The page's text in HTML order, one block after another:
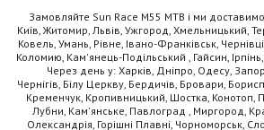
Замовляйте Sun Race M55 MTB і ми
Київ, Житомир, Львів, Ужгород, Хмельницький,
Ковель, Умань, Рівне, Івано-Франківськ,
Коломию, Кам'янець-Подільський , Гайсин,
Через день у: Харків, Дніпро, Одесу,
Чернігів, Білу Церкву, Бердичів, Бровари,
Кременчук, Кропивницький, Шостка, Конотоп,
Лубни, Кам'янське, Павлоград , Миргород,
Олександрія, Горішні Плавні, Чорноморськ,